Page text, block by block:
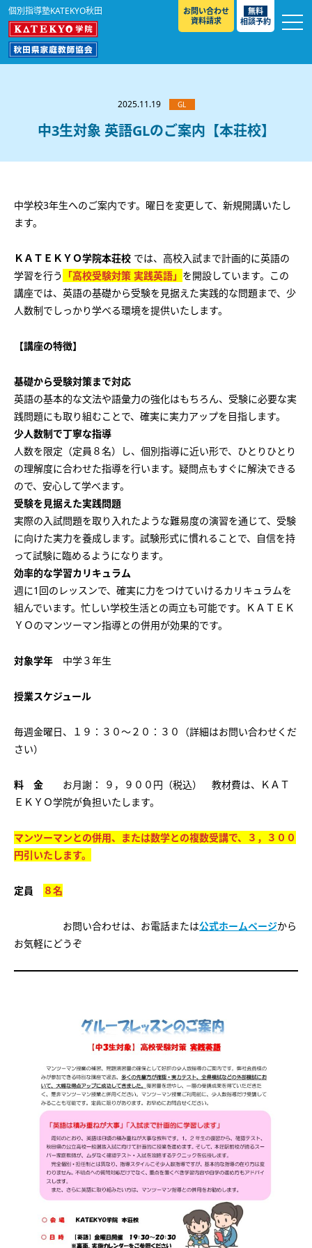
個別指導塾KATEKYO秋田
お問い合わせ
資料請求
無料
相談予約
教室紹介
秋田駅前校／秋田土崎校／横手駅前校
不登校生／GL／その他
合格実績・合格体験談
高校入試／大学入試［ 推薦入試 ］／ 大学入試［ 共通テ
スト ］
よくあるご質問
採用情報
プライバシーポリシー
2025.11.19 GL
中3生対象 英語GLのご案内【本荘校】
中学校3年生へのご案内です。曜日を変更して、新規開講いたし
ます。
ＫＡＴＥＫＹＯ学院本荘校 では、高校入試まで計画的に英語の
学習を行う 「高校受験対策 実践英語」 を開設しています。この
講座では、英語の基礎から受験を見据えた実践的な問題まで、少
人数制でしっかり学べる環境を提供いたします。
【講座の特徴】
基礎から受験対策まで対応
英語の基本的な文法や語彙力の強化はもちろん、受験に必要な実
践問題にも取り組むことで、確実に実力アップを目指します。
少人数制で丁寧な指導
人数を限定（定員８名）し、個別指導に近い形で、ひとりひとり
の理解度に合わせた指導を行います。疑問点もすぐに解決できる
ので、安心して学べます。
受験を見据えた実践問題
実際の入試問題を取り入れたような難易度の演習を通じて、受験
に向けた実力を養成します。試験形式に慣れることで、自信を持
って試験に臨めるようになります。
効率的な学習カリキュラム
週に1回のレッスンで、確実に力をつけていけるカリキュラムを
組んでいます。忙しい学校生活との両立も可能です。ＫＡＴＥＫ
ＹＯのマンツーマン指導との併用が効果的です。
対象学年 中学３年生
授業スケジュール
毎週金曜日、１９：３０～２０：３０（詳細はお問い合わせくだ
さい）
料 金 お月謝： ９，９００円（税込） 教材費は、ＫＡＴ
ＥＫＹＯ学院が負担いたします。
マンツーマンとの併用、または数学との複数受講で、３，３００
円引いたします。
定員 ８名
お問い合わせは、お電話または公式ホームページから
お気軽にどうぞ